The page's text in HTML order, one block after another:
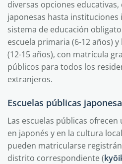
diversas opciones
japonesas hasta instituciones
sistema de educación
escuela primaria (6-12 años)
(12-15 años), con matrícula
públicos para todos los
extranjeros.
Escuelas públicas
Las escuelas públicas
en japonés y en la cultura
pueden matricularse
distrito correspondiente (